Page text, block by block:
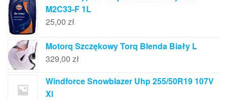
M2C33-F 1L
25,00 zł
Motorq Szczękowy Torq Blenda Biały L
329,00 zł
Windforce Snowblazer Uhp 255/50R19 107V
Xl